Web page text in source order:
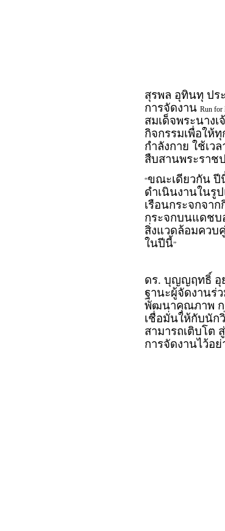
สุรพล อุทินทุ ปร
การจัดงาน Run for
สมเด็จพระนาง
กิจกรรมเพื่อให้
กำลังกาย ใช้เว
สืบสานพระรา
“ขณะเดียวกัน ปี
ดำเนินงานในรู
เรือนกระจกจา
กระจกบนแดชบ
สิ่งแวดล้อมควบ
ในปีนี้”
ดร. บุญญฤทธิ์ อุ
ฐานะผู้จัดงานร่
พัฒนาคุณภาพ ก
เชื่อมั่นให้กับนัก
สามารถเติบโต
การจัดงานไว้อ